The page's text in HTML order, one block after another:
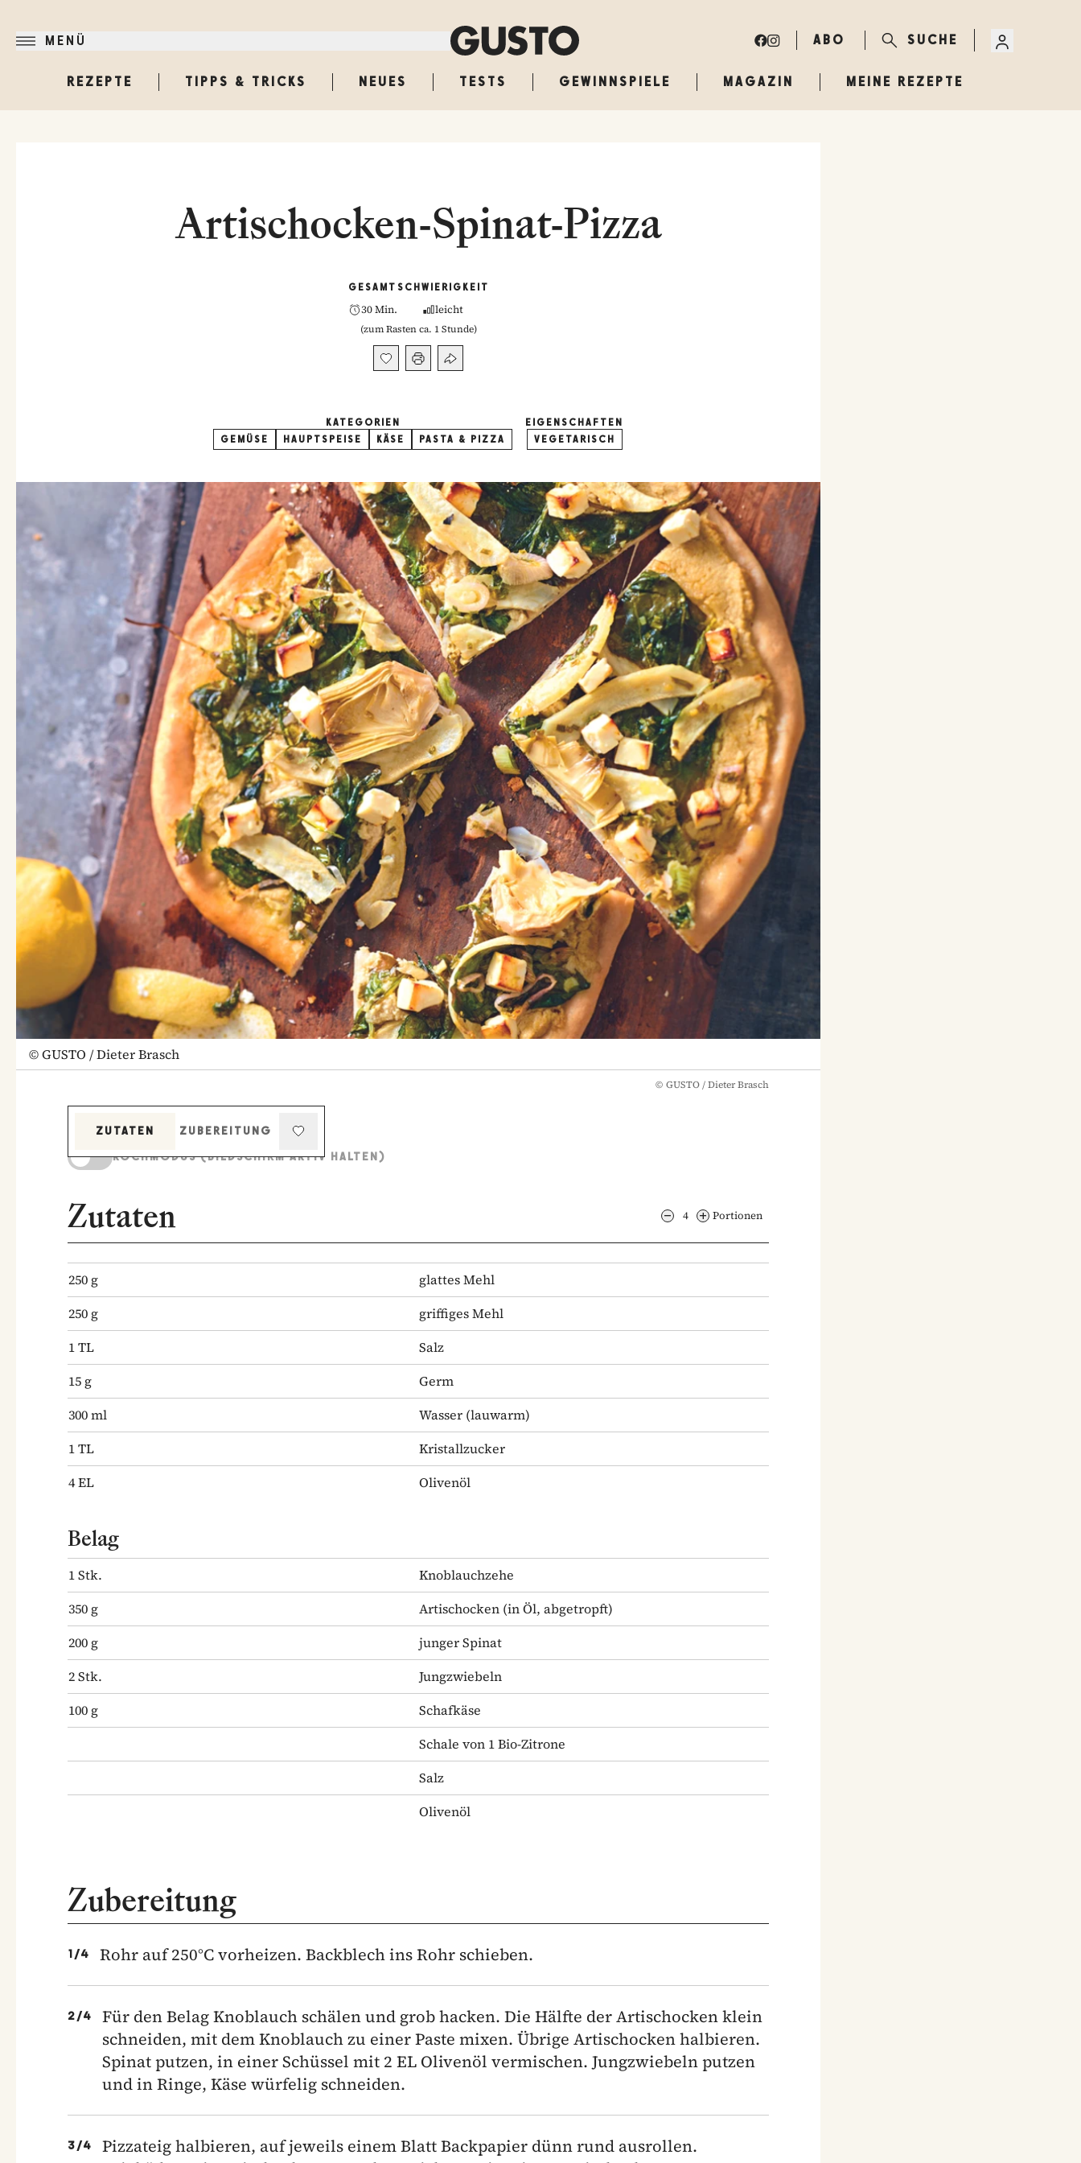
MENÜ ABO SUCHE
REZEPTE TIPPS & TRICKS NEUES TESTS GEWINNSPIELE MAGAZIN MEINE REZEPTE
Artischocken-Spinat-Pizza
GESAMT
30 Min.
SCHWIERIGKEIT
leicht
(zum Rasten ca. 1 Stunde)
KATEGORIEN
GEMÜSE
HAUPTSPEISE KÄSE PASTA & PIZZA
EIGENSCHAFTEN
VEGETARISCH
©GUSTO / Dieter Brasch
© GUSTO / Dieter Brasch
ZUTATEN
ZUBEREITUNG
KOCHMODUS (BILDSCHIRM AKTIV HALTEN)
Zutaten 4 Portionen
250 g
glattes Mehl
250 g
griffiges Mehl
1TL
Salz
15 g
Germ
300ml Wasser (lauwarm)
1TL
Kristallzucker
4EL Olivenöl
Belag
1Stk.
Knoblauchzehe
350 g Artischocken (in Öl, abgetropft)
200 g
junger Spinat
2Stk.
Jungzwiebeln
100 g
Schafkäse
Schale von 1 Bio-Zitrone
Salz
Olivenöl
Zubereitung
1/4 Rohr auf 250°C vorheizen. Backblech ins Rohr schieben.
2/4
Für den Belag Knoblauch schälen und grob hacken. Die Hälfte der Artischocken klein
schneiden, mit dem Knoblauch zu einer Paste mixen. Übrige Artischocken halbieren.
Spinat putzen, in einer Schüssel mit 2 EL Olivenöl vermischen. Jungzwiebeln putzen
und in Ringe, Käse würfelig schneiden.
3/4
Pizzateig halbieren, auf jeweils einem Blatt Backpapier dünn rund ausrollen.